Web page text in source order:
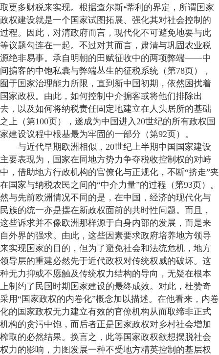
取更多财税来实现。根据查尔斯•蒂利的界定，所谓国家
政权建设就是一个国家试图拓展、强化其对社会控制的
过程。因此，对清政府而言，现代化不可避免地要与此
等议题勾连在一起。不过对其而言，肃清与巩固农业税
源绝非易事。承自明朝的田赋征收中的两项弊端——中
间掮客的中饱私囊与弊端丛生的征税系统（第78页），
囿于国家治理能力所限，直到新中国初期，依然困扰着
国家政权。由此，如何控制中介掮客或将他们排除出
去，以及如何将纳税责任固定地建立在人头居所的基础
之上（第100页），遂成为中国进入20世纪的所有政权国
家建设议程中根基最为牢固的一部分（第92页）。
与近代早期欧洲相似，20世纪上半期中国国家建设
主要表现为，国家在同地方势力争夺税收控制权的对峙
中，借助地方行政机构的官僚化与正规化，不断“挤走”夹
在国家与纳税农民之间的“中介力量”的过程（第93页）。
然与先前欧洲情况不同的是，在中国，经济的现代化与
民族的统一亦是摆在新政权面前的共时性问题。而且，
这些诉求并不像欧洲那样源于自身内部的发展，而是来
自外界的强求。由此，这些因素要求政府培养地方领导
来实现国家的目的，但为了避免社会和法统危机，地方
领导层的重建必然先于近代政权对传统权威的破坏。这
种无力抑或不愿触及传统权力结构的导向，无疑在根本
上制约了民国时期国家建设的最终成效。对此，杜赞奇
采用“国家政权的内卷化”概念加以描述。在他看来，内卷
化的国家政权无力建立有效的官僚机构从而取缔非正式
机构的贪污中饱，而后者正是国家政权对乡村社会增加
榨取的必然结果。换言之，此等国家政权欲想摆脱社会
权力的影响，力图发展一种不受地方精英控制的基层权